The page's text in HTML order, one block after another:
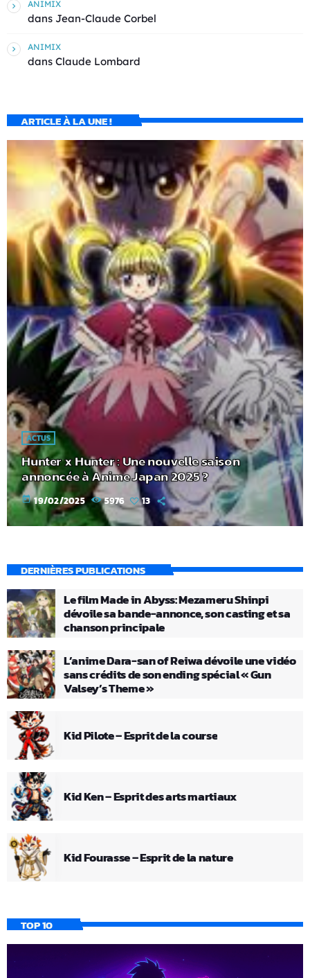
ANIMIX
dans Jean-Claude Corbel
ANIMIX
dans Claude Lombard
ARTICLE À LA UNE !
ACTUS
Hunter x Hunter : Une nouvelle saison
annoncée à Anime Japan 2025 ?
today 19/02/2025 5976 13
DERNIÈRES PUBLICATIONS
Le film Made in Abyss: Mezameru Shinpi
dévoile sa bande-annonce, son casting et sa
chanson principale
L’anime Dara-san of Reiwa dévoile une vidéo
sans crédits de son ending spécial « Gun
Valsey’s Theme »
Kid Pilote – Esprit de la course
Kid Ken – Esprit des arts martiaux
Kid Fourasse – Esprit de la nature
TOP 10